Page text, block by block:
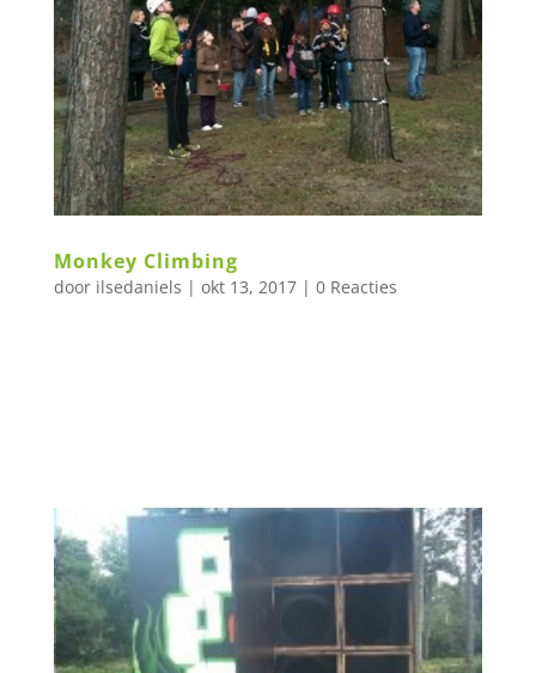
Monkey Climbing
door ilsedaniels | okt 13, 2017| 0 Reacties